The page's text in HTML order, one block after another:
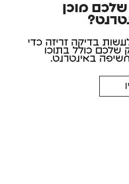
מוכן
בדיקה זריזה כדי
כולל בתוכו
באינטרנט.